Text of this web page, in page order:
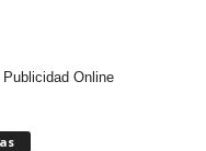
Online